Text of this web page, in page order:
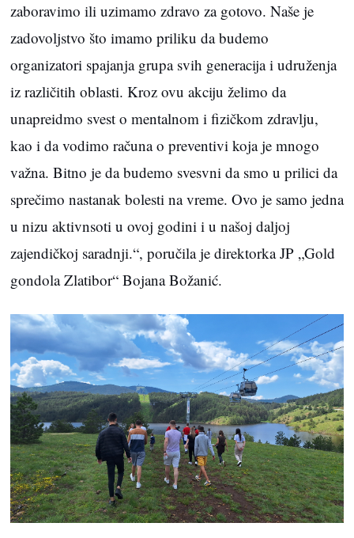
zaboravimo ili uzimamo zdravo za gotovo. Naše je
zadovoljstvo što imamo priliku da budemo
organizatori spajanja grupa svih generacija i udruženja
iz različitih oblasti. Kroz ovu akciju želimo da
unapreidmo svest o mentalnom i fizičkom zdravlju,
kao i da vodimo računa o preventivi koja je mnogo
važna. Bitno je da budemo svesvni da smo u prilici da
sprečimo nastanak bolesti na vreme. Ovo je samo jedna
u nizu aktivnsoti u ovoj godini i u našoj daljoj
zajendičkoj saradnji.“, poručila je direktorka JP „Gold
gondola Zlatibor“ Bojana Božanić.